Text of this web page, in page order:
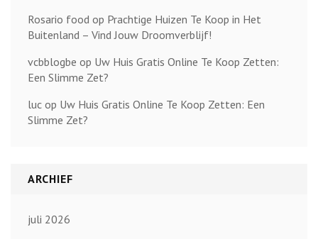
Rosario food op Prachtige Huizen Te Koop in Het
Buitenland – Vind Jouw Droomverblijf!
vcbblogbe op Uw Huis Gratis Online Te Koop Zetten:
Een Slimme Zet?
luc op Uw Huis Gratis Online Te Koop Zetten: Een
Slimme Zet?
ARCHIEF
juli 2026